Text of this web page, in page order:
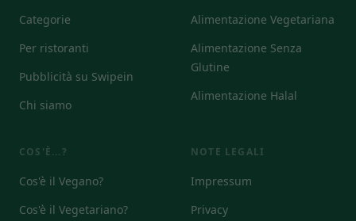
Categorie
Per ristoranti
Pubblicità su Swipein
Chi siamo
Alimentazione Vegetariana
Alimentazione Senza
Glutine
Alimentazione Halal
COS'È...?
Cos'è il Vegano?
Cos'è il Vegetariano?
NOTE LEGALI
Impressum
Privacy